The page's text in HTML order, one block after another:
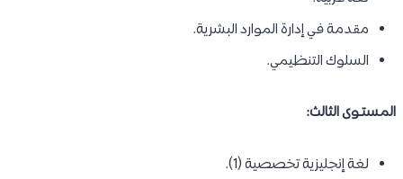
مقدمة في إدارة الموارد البشرية.
السلوك التنظيمي.
المستـوى الثالث:
لغة إنجليزية تخصصية (1).